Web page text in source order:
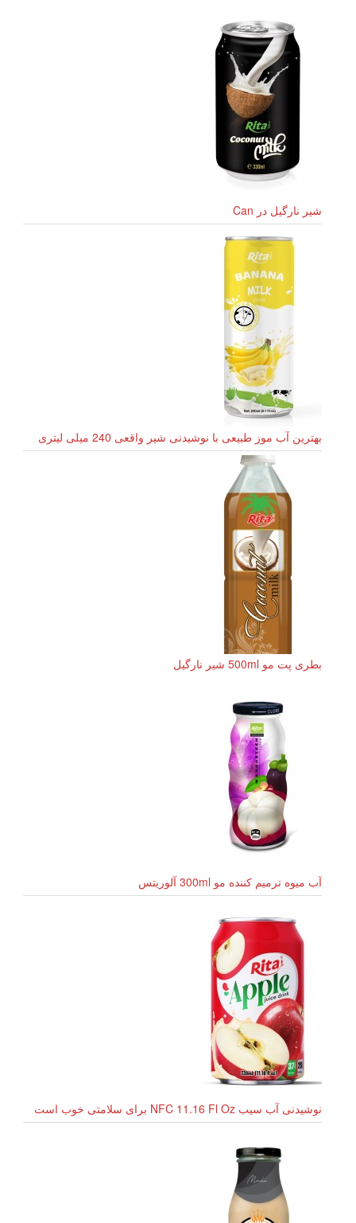
شیر نارگیل در Can
بهترین آب موز طبیعی با نوشیدنی شیر واقعی 240 میلی لیتری
بطری پت مو 500ml شیر نارگیل
آب میوه ترمیم کننده مو 300ml آلوریتس
نوشیدنی آب سیب NFC 11.16 Fl Oz برای سلامتی خوب است